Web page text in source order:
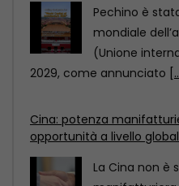
La Cina non è
importante
immersioni. Sanzioni per
COMO
immersioni,